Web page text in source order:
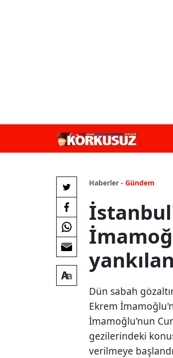
Haberler - Gündem
Dün sabah
Ekrem
İmamoğlu'nun
gezilerindeki
verilmeye